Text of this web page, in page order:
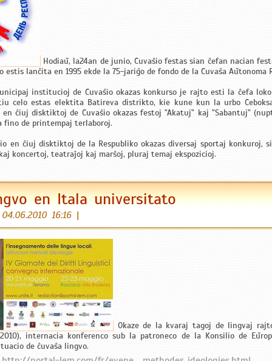
Hodiaŭ, la24an de junio, Ĉuvaŝio festas sian ĉefan nacian
estis lanĉita en 1995 ekde la 75-jariĝo de fondo de la Ĉuvaŝa Aŭtonoma
institucioj de Ĉuvaŝio okazas konkurso je rajto esti la ĉefa
celo estas elektita Batireva distrikto, kie kune kun la urbo
ĉiuj disktiktoj de Ĉuvaŝio okazas festoj "Akatuj" kaj "Sabantuj"
fino de printempaj terlaboroj.
en ĉiuj disktiktoj de la Respubliko okazas diversaj sportaj konkuroj,
koncertoj, teatraĵoj kaj marŝoj, pluraj temaj ekspozicioj.
en Itala universitato
04.06.2010 16:16 |
Okaze de la kvaraj tagoj de lingvaj
internacia konferenco sub la patroneco de la Konsilio de
de ĉuvaŝa lingvo.